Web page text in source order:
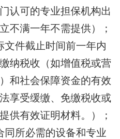
认可的专业担保机构出
不满一年不需提供）；
件截止时间前一年内
纳税收（如增值税或营
和社会保障资金的有效
享受缓缴、免缴税收或
供有效证明材料。）；
所必需的设备和专业